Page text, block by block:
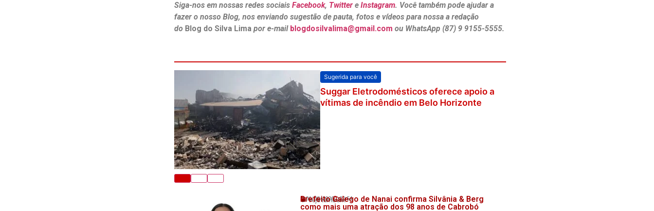
Siga-nos em nossas redes sociais Facebook, Twittere Instagram. Você também pode ajudar a
fazer o nosso Blog, nos enviando sugestão de pauta, fotos e vídeos para nossa a redação
doBlog do Silva Lima por e-mail blogdosilvalima@gmail.com ou WhatsApp (87) 9 9155-5555.
Sugerida para você
Lula e Alckmin têm imagens definidas para
as urnas eletrônicas nas eleições de
outubro
💬 Veja também!
06/08/2026 20:54
Prefeito Galego de Nanai confirma Silvânia & Berg
como mais uma atração dos 98 anos de Cabrobó